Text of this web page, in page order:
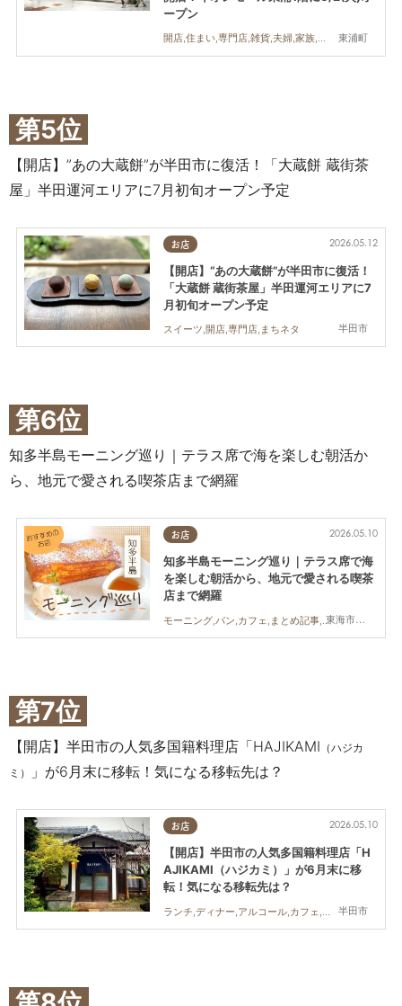
東浦町
ープン
開店,住まい,専門店,雑貨,夫婦,家族,おひとりさま,友人
第5位
【開店】”あの大蔵餅”が半田市に復活！「大蔵餅 蔵街茶
屋」半田運河エリアに7月初旬オープン予定
お店
半田市
2026.05.12
【開店】“あの大蔵餅”が半田市に復活！
「大蔵餅 蔵街茶屋」半田運河エリアに7
月初旬オープン予定
スイーツ,開店,専門店,まちネタ
第6位
知多半島モーニング巡り｜テラス席で海を楽しむ朝活か
ら、地元で愛される喫茶店まで網羅
お店
東海市,知多市,阿久比町,半田市,常滑市,美浜町
2026.05.10
知多半島モーニング巡り｜テラス席で海
を楽しむ朝活から、地元で愛される喫茶
店まで網羅
モーニング,パン,カフェ,まとめ記事,コスパ抜群
第7位
【開店】半田市の人気多国籍料理店「HAJIKAMI （ハジカ
ミ）
」が6月末に移転！気になる移転先は？
お店
半田市
2026.05.10
【開店】半田市の人気多国籍料理店「H
AJIKAMI（ハジカミ）」が6月末に移
転！気になる移転先は？
ランチ,ディナー,アルコール,カフェ,スイーツ,テイクアウト,開店